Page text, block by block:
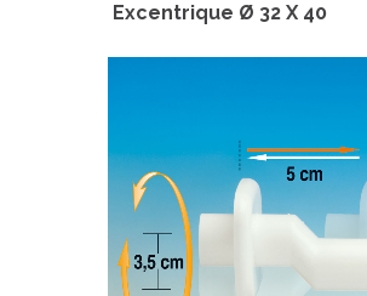
Excentrique Ø 32 X 40